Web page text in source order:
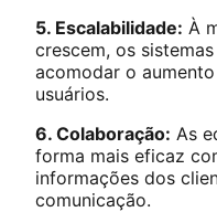
5. Escalabilidade: À
crescem, os
acomodar o
usuários.
6. Colaboração: As
forma mais eficaz
informações dos
comunicação.